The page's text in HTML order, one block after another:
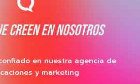
CREEN EN NOSOTROS
en nuestra agencia de
y marketing